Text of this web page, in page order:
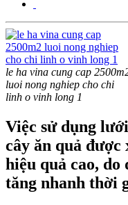
le ha vina cung cap
luoi nong nghiep cho chi
linh o vinh long 1
Việc sử dụng
cây ăn quả được
hiệu quả cao, do
tăng nhanh thời